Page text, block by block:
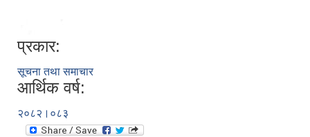
प्रकार:
सूचना तथा समाचार
आर्थिक वर्ष:
२०८२।०८३